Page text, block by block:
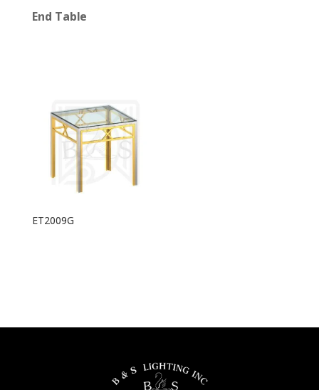
End Table
ET2009G